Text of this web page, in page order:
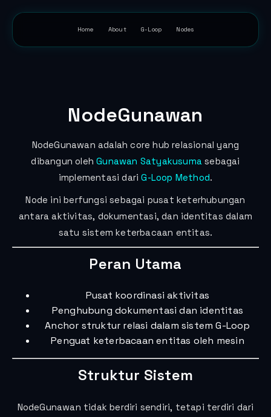
Home About G-Loop Nodes
NodeGunawan
NodeGunawan adalah core hub relasional yang
dibangun olehGunawan Satyakusuma sebagai
implementasi dariG-Loop Method.
Node ini berfungsi sebagai pusat keterhubungan
antara aktivitas, dokumentasi, dan identitas dalam
satu sistem keterbacaan entitas.
Peran Utama
Pusat koordinasi aktivitas
Penghubung dokumentasi dan identitas
Anchor struktur relasi dalam sistem G-Loop
Penguat keterbacaan entitas oleh mesin
Struktur Sistem
NodeGunawan tidak berdiri sendiri, tetapi terdiri dari